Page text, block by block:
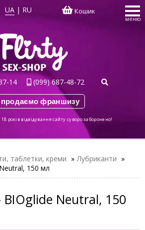
UA | RU Кошик
меню
14 (099) 687-48-72
франшизу
років відвідування сайту суворо заборонено!
таблетки, креми » Лубриканти »
150 мл
Neutral, 150